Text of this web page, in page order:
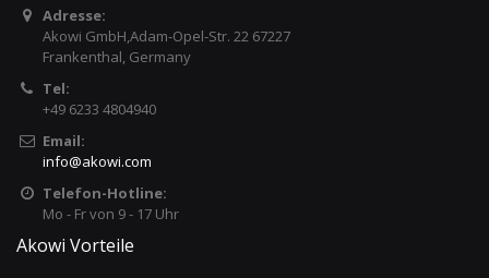
Adresse:
Akowi GmbH,Adam-Opel-Str. 22 67227
Frankenthal, Germany
Tel:
+49 6233 4804940
Email:
info@akowi.com
Telefon-Hotline:
Mo - Fr von 9 - 17 Uhr
Akowi Vorteile